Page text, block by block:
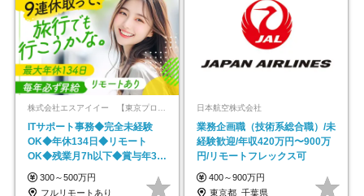
株式会社エスアイイー 【東京プロマーケット上場】
ITサポート事務◆完全未経験
OK◆年休134日◆リモート
OK◆残業月7h以下◆賞与年3回
◆5年目まで必ず昇給
300～500万円
フルリモートあり
日本航空株式会社
業務企画職（技術系総合職）/未
経験歓迎/年収420万円〜900万
円/リモートフレックス可
400～900万円
東京都_千葉県